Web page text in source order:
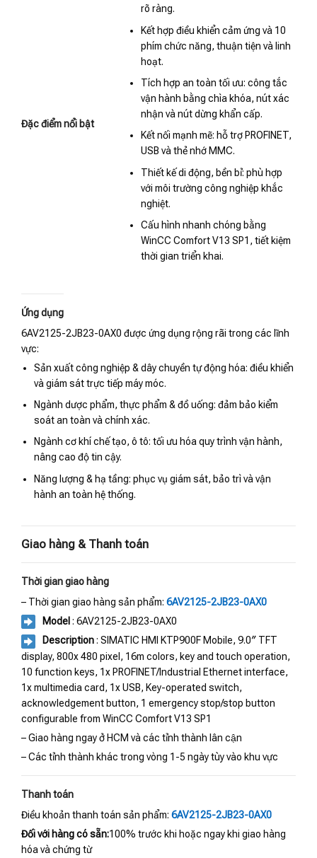
Đặc điểm nổi bật
rõ ràng.
Kết hợp điều khiển cảm ứng và 10
phím chức năng, thuận tiện và linh
hoạt.
Tích hợp an toàn tối ưu: công tắc
vận hành bằng chìa khóa, nút xác
nhận và nút dừng khẩn cấp.
Kết nối mạnh mẽ: hỗ trợ PROFINET,
USB và thẻ nhớ MMC.
Thiết kế di động, bền bỉ: phù hợp
với môi trường công nghiệp khắc
nghiệt.
Cấu hình nhanh chóng bằng
WinCC Comfort V13 SP1, tiết kiệm
thời gian triển khai.
Ứng dụng
6AV2125-2JB23-0AX0 được ứng dụng rộng rãi trong các lĩnh
vực:
Sản xuất công nghiệp & dây chuyền tự động hóa: điều khiển
và giám sát trực tiếp máy móc.
Ngành dược phẩm, thực phẩm & đồ uống: đảm bảo kiểm
soát an toàn và chính xác.
Ngành cơ khí chế tạo, ô tô: tối ưu hóa quy trình vận hành,
nâng cao độ tin cậy.
Năng lượng & hạ tầng: phục vụ giám sát, bảo trì và vận
hành an toàn hệ thống.
Giao hàng & Thanh toán
Thời gian giao hàng
– Thời gian giao hàng sản phẩm: 6AV2125-2JB23-0AX0
Model : 6AV2125-2JB23-0AX0
Description: SIMATIC HMI KTP900F Mobile, 9.0″ TFT
display, 800x 480 pixel, 16m colors, key and touch operation,
10 function keys, 1x PROFINET/Industrial Ethernet interface,
1x multimedia card, 1x USB, Key-operated switch,
acknowledgement button, 1 emergency stop/stop button
configurable from WinCC Comfort V13 SP1
– Giao hàng ngay ở HCM và các tỉnh thành lân cận
– Các tỉnh thành khác trong vòng 1-5 ngày tùy vào khu vực
Thanh toán
Điều khoản thanh toán sản phẩm: 6AV2125-2JB23-0AX0
Đối với hàng có sẵn:100% trước khi hoặc ngay khi giao hàng
hóa và chứng từ